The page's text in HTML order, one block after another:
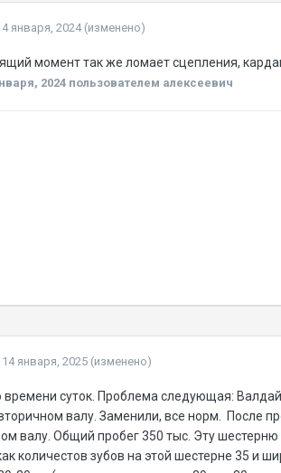
4 января, 2024 (изменено)
момент так же ломает сцепления,
2024 пользователем алексеевич
14 января, 2025 (изменено)
времени суток. Проблема следующая:
валу. Заменили, все норм. После
валу. Общий пробег 350 тыс. Эту
количестов зубов на этой шестерне 35 и